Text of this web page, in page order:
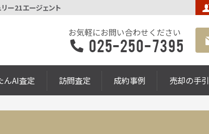
ー21エージェント
お気軽にお問い合わせください
025-250-7395
んAI査定 訪問査定 成約事例 売却の手引